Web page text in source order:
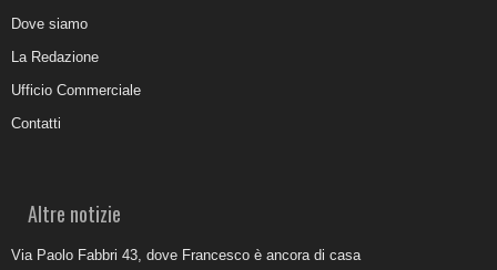
Dove siamo
La Redazione
Ufficio Commerciale
Contatti
Altre notizie
Via Paolo Fabbri 43, dove Francesco è ancora di casa